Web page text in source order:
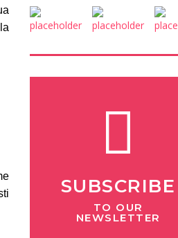
SUBSCRIBE
TO OUR
NEWSLETTER